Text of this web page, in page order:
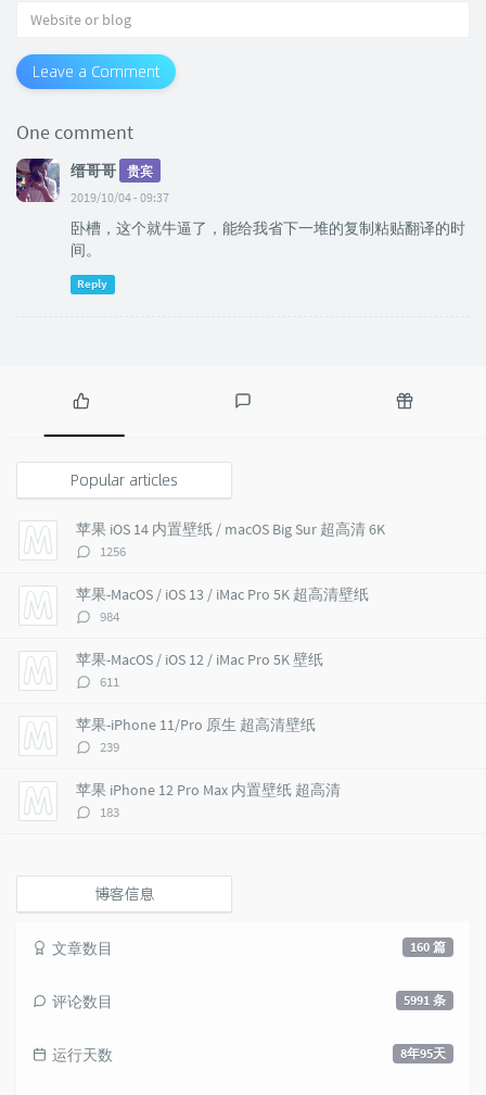
Leave a Comment
One comment
缙哥哥
贵宾
2019/10/04 - 09:37
卧槽，这个就牛逼了，能给我省下一堆的复制粘贴翻译的时
间。
Reply
P
p
u
l
a
r
a
r
t
i
c
l
e
s
t
m
n
s
Popular articles
苹果 iOS 14 内置壁纸 / macOS Big Sur 超高清 6K
评
数：
1256
苹果-MacOS / iOS 13 / iMac Pro 5K 超高清壁纸
评
数：
984
苹果-MacOS / iOS 12 / iMac Pro 5K 壁纸
评
数：
611
苹果-iPhone 11/Pro 原生 超高清壁纸
评
数：
239
苹果 iPhone 12 Pro Max 内置壁纸 超高清
评
183
博客信息
160 篇
文章数目
5991 条
评论数目
8年95天
运行天数